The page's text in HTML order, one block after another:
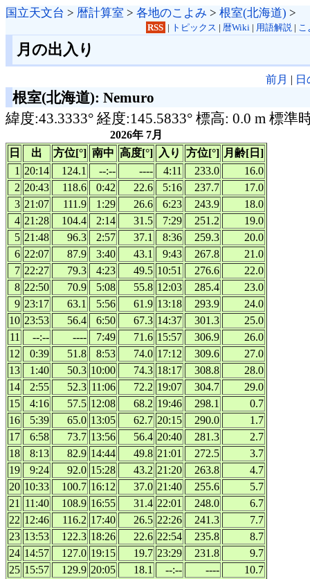
国立天文台 > 暦計算室 > 各地のこよみ > 根室(北海道) >
RSS | トピックス | 暦Wiki| 用語解説| こ
月の出入り
前月 |
根室(北海道): Nemuro
緯度:43.3333° 経度:145.5833° 標高: 0.0 m 標準
2026年 7月
日
出 方位[°] 南中 高度[°] 入り 方位[°] 月齢[日]
1 20:14 124.1 --:-- ---- 4:11 233.0
16.0
2 20:43 118.6 0:42 22.6 5:16 237.7
17.0
3 21:07 111.9 1:29 26.6 6:23 243.9
18.0
4 21:28 104.4 2:14 31.5 7:29 251.2
19.0
5 21:48 96.3 2:57 37.1 8:36 259.3
20.0
6 22:07 87.9 3:40 43.1 9:43 267.8
21.0
7 22:27 79.3 4:23 49.5 10:51 276.6
22.0
8 22:50 70.9 5:08 55.8 12:03 285.4
23.0
9 23:17 63.1 5:56 61.9 13:18 293.9
24.0
10 23:53 56.4 6:50 67.3 14:37 301.3
25.0
11
--:-- ---- 7:49 71.6 15:57 306.9
26.0
12
0:39 51.8 8:53 74.0 17:12 309.6
27.0
13
1:40 50.3 10:00 74.3 18:17 308.8
28.0
14
2:55 52.3 11:06 72.2 19:07 304.7
29.0
15
4:16 57.5 12:08 68.2 19:46 298.1
0.7
16
5:39 65.0 13:05 62.7 20:15 290.0
1.7
17
6:58 73.7 13:56 56.4 20:40 281.3
2.7
18
8:13 82.9 14:44 49.8 21:01 272.5
3.7
19
9:24 92.0 15:28 43.2 21:20 263.8
4.7
20 10:33 100.7 16:12 37.0 21:40 255.6
5.7
21
11:40 108.9 16:55 31.4 22:01 248.0
6.7
22 12:46 116.2 17:40 26.5 22:26 241.3
7.7
23 13:53 122.3 18:26 22.6 22:54 235.8
8.7
24 14:57 127.0 19:15 19.7 23:29 231.8
9.7
25 15:57 129.9 20:05 18.1 --:-- ----
10.7